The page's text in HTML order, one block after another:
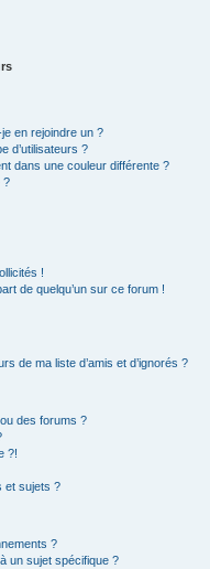
en rejoindre un ?
d’utilisateurs ?
dans une couleur différente ?
?
!
de quelqu’un sur ce forum !
de ma liste d’amis et d’ignorés ?
des forums ?
?!
et sujets ?
?
un sujet spécifique ?